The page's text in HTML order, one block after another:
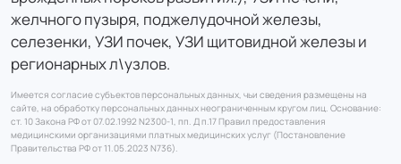
желчного пузыря, поджелудочной железы,
селезенки, УЗИ почек, УЗИ щитовидной железы и
регионарных л\узлов.
Имеется согласие субъектов персональных данных, чьи сведения размещены на
сайте, на обработку персональных данных неограниченным кругом лиц. Основание:
ст. 10 Закона РФ от 07.02.1992 N2300-1, пп. Д п.17 Правил предоставления
медицинскими организациями платных медицинских услуг (Постановление
Правительства РФ от 11.05.2023 N736).